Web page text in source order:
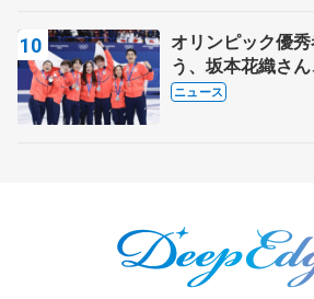
オリンピック優
う、坂本花織さ
8月7日に文科省
ニュース